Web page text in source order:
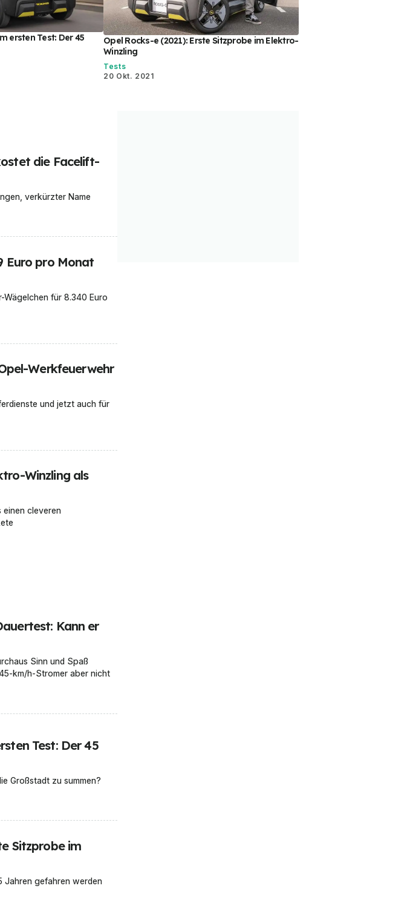
ersten Test: Der 45
Opel Rocks-e (2021): Erste Sitzprobe im Elektro-
Winzling
Tests
20 Okt. 2021
die Facelift-
verkürzter Name
Euro pro Monat
Wägelchen für 8.340 Euro
Werkfeuerwehr
und jetzt auch für
Winzling als
einen cleveren
Kann er
Sinn und Spaß
km/h-Stromer aber nicht
Test: Der 45
Großstadt zu summen?
Sitzprobe im
Jahren gefahren werden